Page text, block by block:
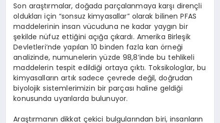
Son araştırmalar, doğada parçalanmaya karşı dirençli
oldukları için “sonsuz kimyasallar” olarak bilinen PFAS
maddelerinin insan vücuduna ne kadar yaygın bir
şekilde nüfuz ettiğini açığa çıkardı. Amerika Birleşik
Devletleri’nde yapılan 10 binden fazla kan örneği
analizinde, numunelerin yüzde 98,8’inde bu tehlikeli
maddelerin tespit edildiği ortaya çıktı. Toksikologlar, bu
kimyasalların artık sadece çevrede değil, doğrudan
biyolojik sistemlerimizin bir parçası haline geldiği
konusunda uyarılarda bulunuyor.
Araştırmanın dikkat çekici bulgularından biri, insanların